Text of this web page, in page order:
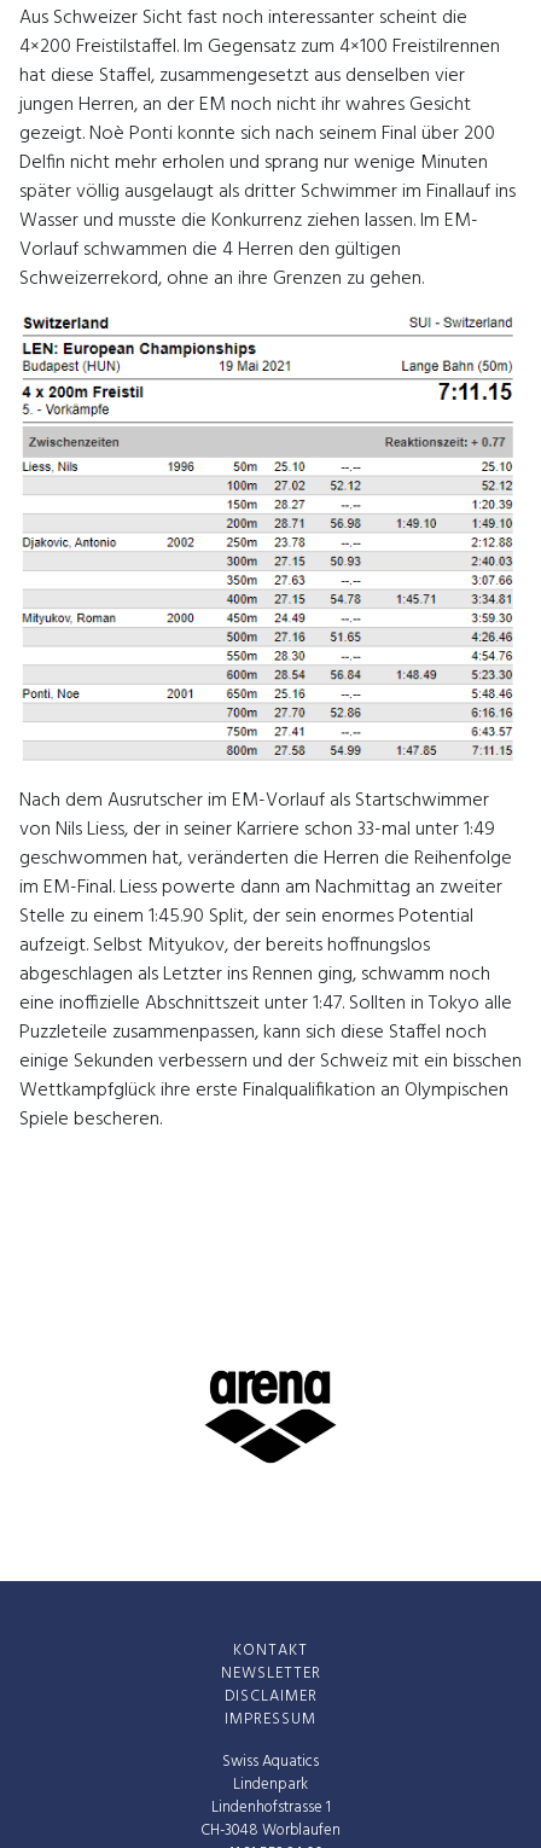
Aus Schweizer Sicht fast noch interessanter scheint die
4×200 Freistilstaffel. Im Gegensatz zum 4×100 Freistilrennen
hat diese Staffel, zusammengesetzt aus denselben vier
jungen Herren, an der EM noch nicht ihr wahres Gesicht
gezeigt. Noè Ponti konnte sich nach seinem Final über 200
Delfin nicht mehr erholen und sprang nur wenige Minuten
später völlig ausgelaugt als dritter Schwimmer im Finallauf ins
Wasser und musste die Konkurrenz ziehen lassen. Im EM-
Vorlauf schwammen die 4 Herren den gültigen
Schweizerrekord, ohne an ihre Grenzen zu gehen.
Nach dem Ausrutscher im EM-Vorlauf als Startschwimmer
von Nils Liess, der in seiner Karriere schon 33-mal unter 1:49
geschwommen hat, veränderten die Herren die Reihenfolge
im EM-Final. Liess powerte dann am Nachmittag an zweiter
Stelle zu einem 1:45.90 Split, der sein enormes Potential
aufzeigt. Selbst Mityukov, der bereits hoffnungslos
abgeschlagen als Letzter ins Rennen ging, schwamm noch
eine inoffizielle Abschnittszeit unter 1:47. Sollten in Tokyo alle
Puzzleteile zusammenpassen, kann sich diese Staffel noch
einige Sekunden verbessern und der Schweiz mit ein bisschen
Wettkampfglück ihre erste Finalqualifikation an Olympischen
Spiele bescheren.
Swiss Aquatics
Lindenpark
Lindenhofstrasse 1
CH-3048 Worblaufen
KONTAKT
NEWSLETTER
DISCLAIMER
IMPRESSUM